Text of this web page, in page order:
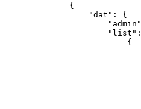
{
"dat" :
{
"admin"
"list" :
{